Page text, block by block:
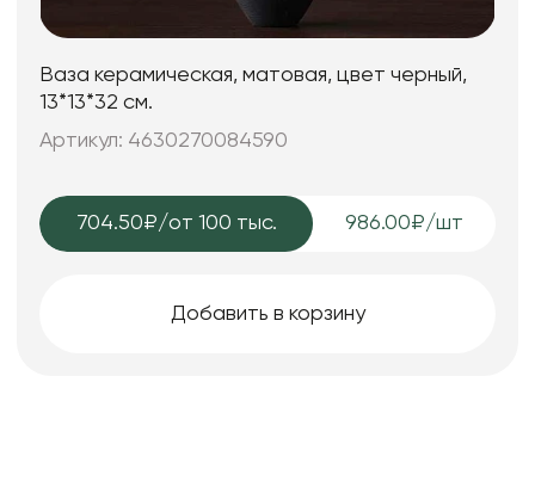
Ваза керамическая, матовая, цвет черный,
13*13*32 см.
Артикул: 4630270084590
704.50₽/от 100 тыс. 986.00₽/шт
Добавить в корзину